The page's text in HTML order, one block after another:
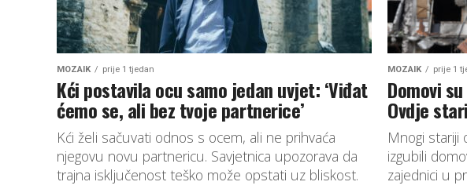
MOZAIK prije 1 tjedan
Kći postavila ocu samo jedan uvjet: ‘Viđat
ćemo se, ali bez tvoje partnerice’
Kći želi sačuvati odnos s ocem, ali ne prihvaća
njegovu novu partnericu. Savjetnica upozorava da
trajna isključenost teško može opstati uz bliskost.
MOZAIK prije 1
Domovi
Ovdje
Mnogi stariji
izgubili
zajednici u